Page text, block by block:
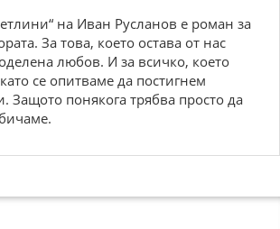
на Иван Русланов е роман за
За това, което остава от нас
любов. И за всичко, което
се опитваме да постигнем
Защото понякога трябва просто да